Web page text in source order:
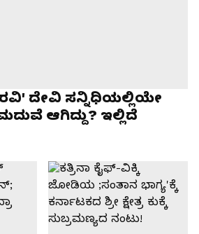
ದೇವಿ ಸನ್ನಿಧಿಯಲ್ಲಿಯೇ
ಆಗಿದ್ದು? ಇಲ್ಲಿದೆ